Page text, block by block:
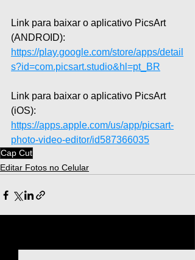
Link para baixar o aplicativo PicsArt
(ANDROID):
https://play.google.com/store/apps/detail
s?id=com.picsart.studio&hl=pt_BR
Link para baixar o aplicativo PicsArt
(iOS):
https://apps.apple.com/us/app/picsart-
photo-video-editor/id587366035
Cap Cut
Editar Fotos no Celular